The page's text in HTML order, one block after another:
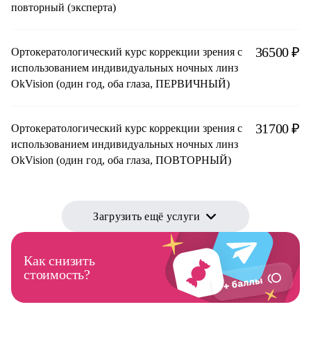
повторный (эксперта)
Ортокератологический курс коррекции зрения с
использованием индивидуальных ночных линз
OkVision (один год, оба глаза, ПЕРВИЧНЫЙ)
36500 ₽
Ортокератологический курс коррекции зрения с
использованием индивидуальных ночных линз
OkVision (один год, оба глаза, ПОВТОРНЫЙ)
31700 ₽
Загрузить ещё услуги
Как снизить
стоимость?